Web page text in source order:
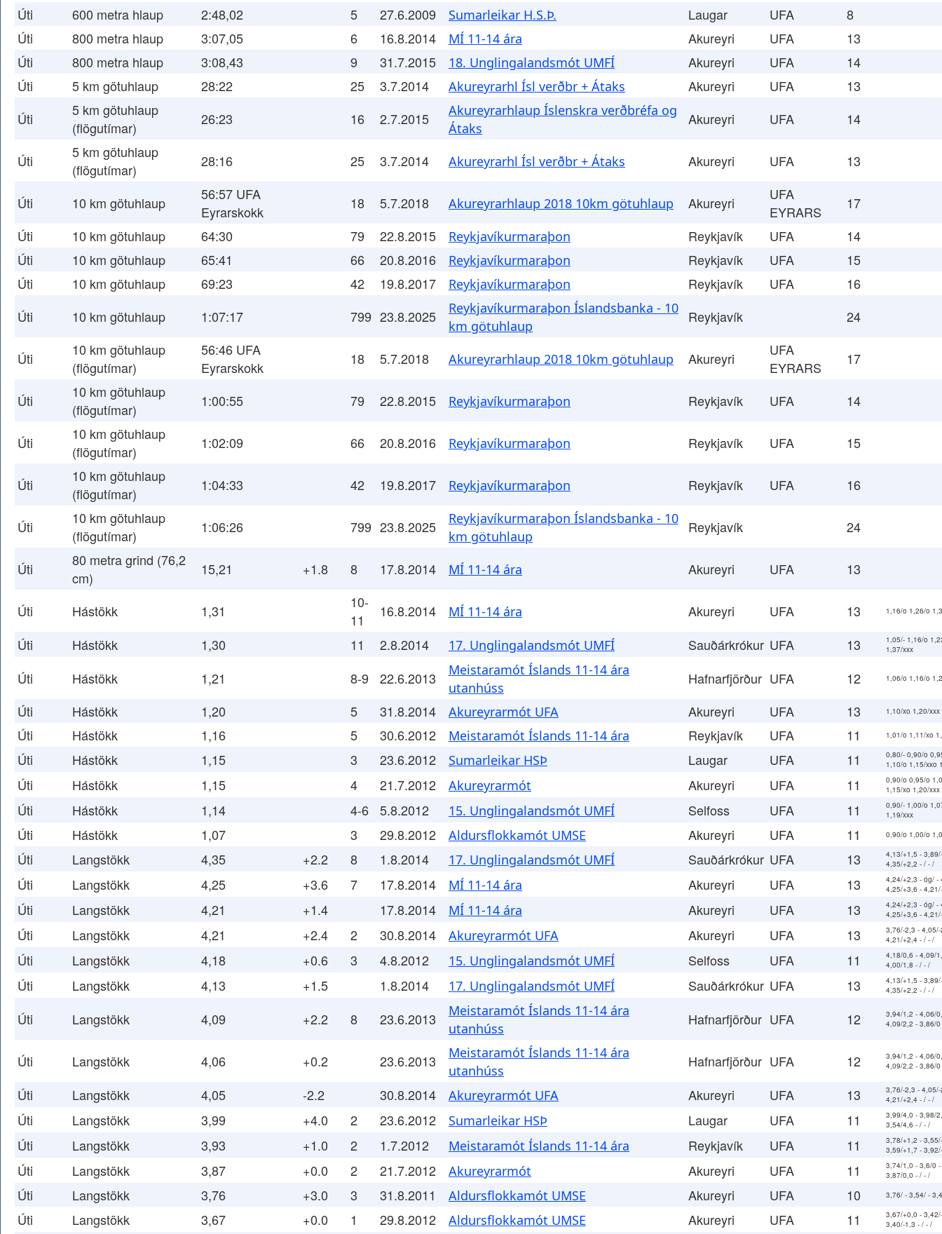
Úti
600 metra hlaup 2:48,02 5 27.6.2009 Sumarleikar H.S.Þ. Laugar UFA
8
Úti
800 metra hlaup 3:07,05 6 16.8.2014 MÍ 11-14 ára Akureyri UFA
13
Úti
800 metra hlaup 3:08,43 9 31.7.2015 18. Unglingalandsmót UMFÍ Akureyri UFA
14
Úti
5 km götuhlaup 28:22 25 3.7.2014 Akureyrarhl Ísl verðbr + Átaks Akureyri UFA
13
Úti
5 km götuhlaup
(flögutímar)
26:23 16 2.7.2015
Akureyrarhlaup Íslenskra verðbréfa og
Átaks
Akureyri UFA 14
Úti
5 km götuhlaup
(flögutímar)
28:16 25 3.7.2014 Akureyrarhl Ísl verðbr + Átaks Akureyri UFA 13
Úti 10 km götuhlaup
56:57 UFA
Eyrarskokk
18 5.7.2018 Akureyrarhlaup 2018 10km götuhlaup Akureyri
UFA
EYRARS
17
Úti
10 km götuhlaup 64:30 79 22.8.2015 Reykjavíkurmaraþon Reykjavík UFA
14
Úti
10 km götuhlaup 65:41 66 20.8.2016 Reykjavíkurmaraþon Reykjavík UFA
15
Úti
10 km götuhlaup 69:23 42 19.8.2017 Reykjavíkurmaraþon Reykjavík UFA
16
Úti
10 km götuhlaup 1:07:17 799 23.8.2025
Reykjavíkurmaraþon Íslandsbanka - 10
km götuhlaup
Reykjavík 24
Úti
10 km götuhlaup
(flögutímar)
56:46 UFA
Eyrarskokk
18 5.7.2018 Akureyrarhlaup 2018 10km götuhlaup Akureyri
UFA
EYRARS
17
Úti
10 km götuhlaup
(flögutímar)
1:00:55 79 22.8.2015 Reykjavíkurmaraþon Reykjavík UFA 14
Úti
10 km götuhlaup
(flögutímar)
1:02:09 66 20.8.2016 Reykjavíkurmaraþon Reykjavík UFA 15
Úti
10 km götuhlaup
(flögutímar)
1:04:33 42 19.8.2017 Reykjavíkurmaraþon Reykjavík UFA 16
Úti
10 km götuhlaup
(flögutímar)
1:06:26 799 23.8.2025
Reykjavíkurmaraþon Íslandsbanka - 10
km götuhlaup
Reykjavík 24
Úti
80 metra grind (76,2
cm)
15,21 +1.8 8 17.8.2014 MÍ 11-14 ára Akureyri UFA 13
Úti Hástökk 1,31
10-
11
16.8.2014 MÍ 11-14 ára Akureyri UFA 13 1,16/o 1,26/o
Úti Hástökk 1,30 11 2.8.2014 17. Unglingalandsmót UMFÍ Sauðárkrókur UFA 13
1,05/- 1,16/o
1,37/xxx
Úti Hástökk 1,21 8-9 22.6.2013
Meistaramót Íslands 11-14 ára
utanhúss
Hafnarfjörður UFA 12 1,06/o 1,16/o
Úti Hástökk 1,20 5 31.8.2014 Akureyrarmót UFA Akureyri UFA 13 1,10/xo 1,20/xxx
Úti Hástökk 1,16 5 30.6.2012 Meistaramót Íslands 11-14 ára Reykjavík UFA 11 1,01/o 1,11/xo
Úti Hástökk 1,15 3 23.6.2012 Sumarleikar HSÞ Laugar UFA 11
0,80/- 0,90/o
1,10/o 1,15/xxo
Úti Hástökk 1,15 4 21.7.2012 Akureyrarmót Akureyri UFA 11
0,90/o 0,95/o
1,15/xo 1,20/xxx
Úti Hástökk 1,14 4-6 5.8.2012 15. Unglingalandsmót UMFÍ Selfoss UFA 11
0,90/- 1,00/o
1,19/xxx
Úti Hástökk 1,07 3 29.8.2012 Aldursflokkamót UMSE Akureyri UFA 11 0,90/o 1,00/o
Úti Langstökk 4,35 +2.2 8 1.8.2014 17. Unglingalandsmót UMFÍ Sauðárkrókur UFA 13
4,13/+1,5 -
4,35/+2,2 - / - /
Úti Langstökk 4,25 +3.6 7 17.8.2014 MÍ 11-14 ára Akureyri UFA 13
4,24/+2,3 - óg/ -
4,25/+3,6 -
Úti Langstökk 4,21 +1.4 17.8.2014 MÍ 11-14 ára Akureyri UFA 13
4,24/+2,3 - óg/ -
4,25/+3,6 -
Úti Langstökk 4,21 +2.4 2 30.8.2014 Akureyrarmót UFA Akureyri UFA 13
3,76/-2,3 -
4,21/+2,4 - / - /
Úti Langstökk 4,18 +0.6 3 4.8.2012 15. Unglingalandsmót UMFÍ Selfoss UFA 11
4,18/0,6 - 4,09/
4,00/1,8 - / - /
Úti Langstökk 4,13 +1.5 1.8.2014 17. Unglingalandsmót UMFÍ Sauðárkrókur UFA 13
4,13/+1,5 -
4,35/+2,2 - / - /
Úti Langstökk 4,09 +2.2 8 23.6.2013
Meistaramót Íslands 11-14 ára
utanhúss
Hafnarfjörður UFA 12
3,94/1,2 - 4,06/
4,09/2,2 - 3,86/
Úti Langstökk 4,06 +0.2 23.6.2013
Meistaramót Íslands 11-14 ára
utanhúss
Hafnarfjörður UFA 12
3,94/1,2 - 4,06/
4,09/2,2 - 3,86/
Úti Langstökk 4,05 -2.2 30.8.2014 Akureyrarmót UFA Akureyri UFA 13
3,76/-2,3 -
4,21/+2,4 - / - /
Úti Langstökk 3,99 +4.0 2 23.6.2012 Sumarleikar HSÞ Laugar UFA 11
3,99/4,0 - 3,98/
3,54/4,6 - / - /
Úti Langstökk 3,93 +1.0 2 1.7.2012 Meistaramót Íslands 11-14 ára Reykjavík UFA 11
3,78/+1,2 -
3,59/+1,7 -
Úti Langstökk 3,87 +0.0 2 21.7.2012 Akureyrarmót Akureyri UFA 11
3,74/1,0 - 3,6/0
3,87/0,0 - / - /
Úti Langstökk 3,76 +3.0 3 31.8.2011 Aldursflokkamót UMSE Akureyri UFA 10 3,76/ - 3,54/ -
Úti Langstökk 3,67 +0.0 1 29.8.2012 Aldursflokkamót UMSE Akureyri UFA 11
3,67/+0,0 -
3,40/-1,3 - / - /